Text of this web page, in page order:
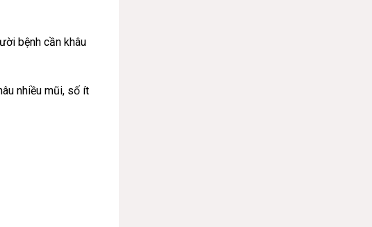
bệnh cần khâu
nhiều mũi, số ít